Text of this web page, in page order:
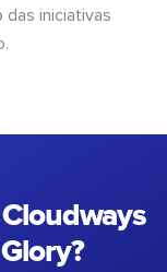
iniciativas